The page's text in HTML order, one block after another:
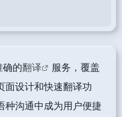
的翻译
服务，覆盖
面设计和快速翻译功
种沟通中成为用户便捷